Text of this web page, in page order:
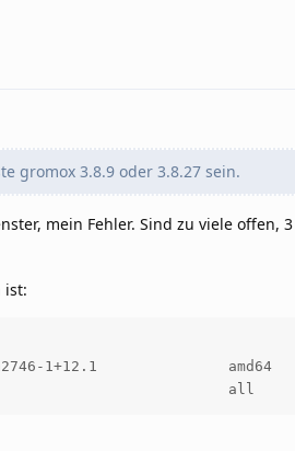
gromox 3.8.9 oder 3.8.27 sein.
mein Fehler. Sind zu viele offen, 3
ist:
amd64